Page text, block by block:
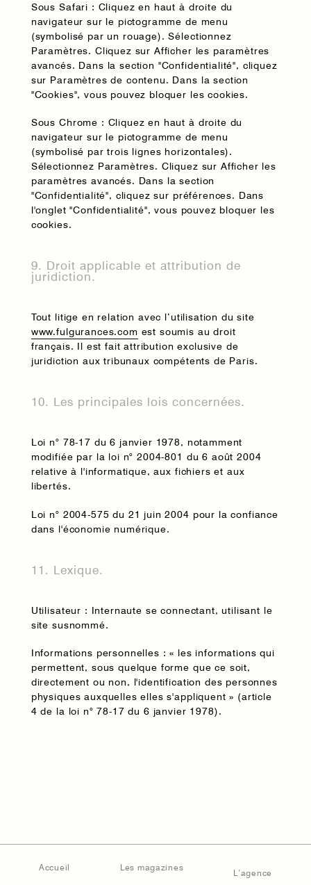
Sous Safari : Cliquez en haut à droite du
navigateur sur le pictogramme de menu
(symbolisé par un rouage). Sélectionnez
Paramètres. Cliquez sur Afficher les paramètres
avancés. Dans la section "Confidentialité", cliquez
sur Paramètres de contenu. Dans la section
"Cookies", vous pouvez bloquer les cookies.
Sous Chrome : Cliquez en haut à droite du
navigateur sur le pictogramme de menu
(symbolisé par trois lignes horizontales).
Sélectionnez Paramètres. Cliquez sur Afficher les
paramètres avancés. Dans la section
"Confidentialité", cliquez sur préférences. Dans
l'onglet "Confidentialité", vous pouvez bloquer les
cookies.
9. Droit applicable et attribution de
juridiction.
Tout litige en relation avec l’utilisation du site
www.fulgurances.com est soumis au droit
français. Il est fait attribution exclusive de
juridiction aux tribunaux compétents de Paris.
10. Les principales lois concernées.
Loi n° 78-17 du 6 janvier 1978, notamment
modifiée par la loi n° 2004-801 du 6 août 2004
relative à l'informatique, aux fichiers et aux
libertés.
Loi n° 2004-575 du 21 juin 2004 pour la confiance
dans l'économie numérique.
11. Lexique.
Utilisateur : Internaute se connectant, utilisant le
site susnommé.
Informations personnelles : « les informations qui
permettent, sous quelque forme que ce soit,
directement ou non, l'identification des personnes
physiques auxquelles elles s'appliquent » (article
4 de la loi n° 78-17 du 6 janvier 1978).
Accueil Les magazines L’agence